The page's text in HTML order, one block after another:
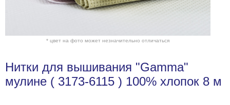
* цвет на фото может незначительно отличаться
Нитки для вышивания "Gamma"
мулине ( 3173-6115 ) 100% хлопок 8 м